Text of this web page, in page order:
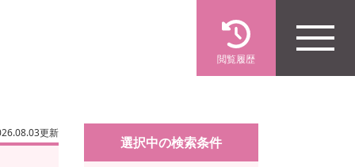
閲覧履歴
選択中の検索条件
更新